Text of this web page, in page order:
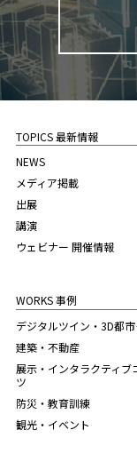
TOPICS 最新情報
NEWS
メディア掲載
出展
講演
ウェビナー 開催情報
WORKS 事例
デジタルツイン・3D都
建築・不動産
展示・インタラクティブ
ツ
防災・教育訓練
観光・イベント